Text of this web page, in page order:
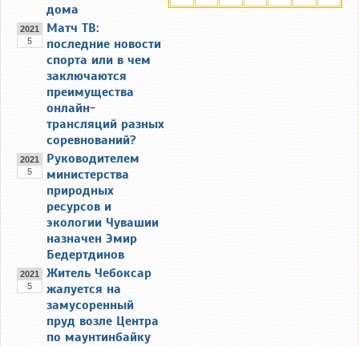
дома
2021
5
Матч ТВ:
последние новости
спорта или в чем
заключаются
преимущества
онлайн-
трансляций разных
соревнований?
2021
5
Руководителем
министерства
природных
ресурсов и
экологии Чувашии
назначен Эмир
Бедертдинов
2021
5
Житель Чебоксар
жалуется на
замусоренный
пруд возле Центра
по маунтинбайку